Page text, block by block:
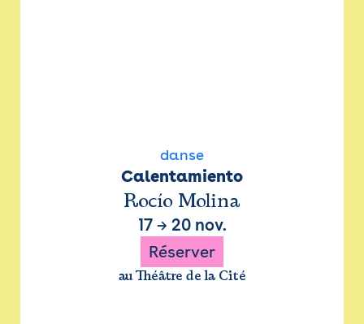
danse
Calentamiento
Rocío Molina
17→ 20 nov.
Réserver
au Théâtre de la Cité